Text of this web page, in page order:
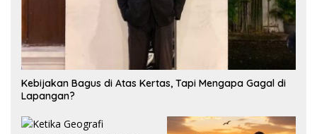
Kebijakan Bagus di Atas Kertas, Tapi Mengapa Gagal di
Lapangan?